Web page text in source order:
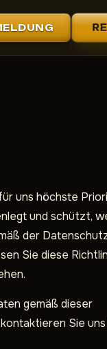
uns höchste
und schützt,
der
Sie diese
gemäß dieser
Sie